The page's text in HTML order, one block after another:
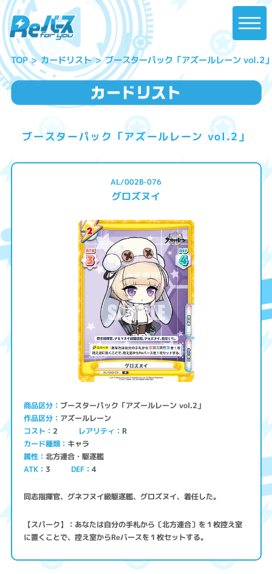
TOP カードリスト ブースターパック「アズールレーン vol.2
ブースターパック「アズールレーン vol.2」
AL/002B-076
グロズヌイ
商品区分 ブースターパック「アズールレーン vol.2」
作品区分 アズールレーン
コスト 2 レアリティ R
カード種類 キャラ
属性 北方連合・駆逐艦
ATK 3 DEF 4
同志指揮官、グネフヌイ級駆逐艦、グロズヌイ、着任した。
【スパーク】：あなたは自分の手札から〔北方連合〕を１枚控え室
に置くことで、控え室からReバースを１枚セットする。